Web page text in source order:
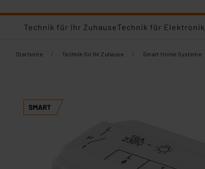
Technik für Ihr ZuhauseTechnik für
Startseite / Technik für Ihr Zuhause / Smart Home Systeme